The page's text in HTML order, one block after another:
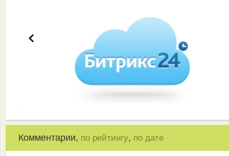
Комментарии, по рейтингу, по дате